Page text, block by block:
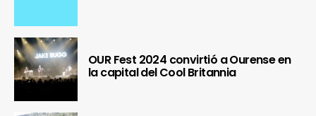
OUR Fest 2024 convirtió a Ourense en
la capital del Cool Britannia